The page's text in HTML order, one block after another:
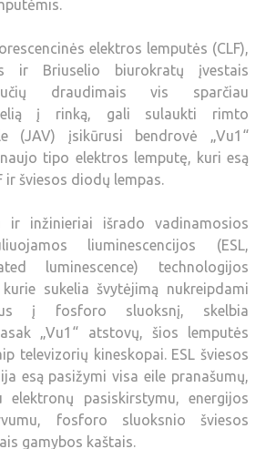
elektros lemputės (CLF),
ir Briuselio biurokratų įvestais
draudimais vis sparčiau
kelią į rinką, gali sulaukti rimto
(JAV) įsikūrusi bendrovė „Vu1“
tipo elektros lemputę, kuri esą
ir šviesos diodų lempas.
ir inžinieriai išrado vadinamosios
liuminescencijos (ESL,
luminescence) technologijos
sukelia švytėjimą nukreipdami
į fosforo sluoksnį, skelbia
„Vu1“ atstovų, šios lemputės
televizorių kineskopai. ESL šviesos
esą pasižymi visa eile pranašumų,
pasiskirstymu, energijos
fosforo sluoksnio šviesos
gamybos kaštais.